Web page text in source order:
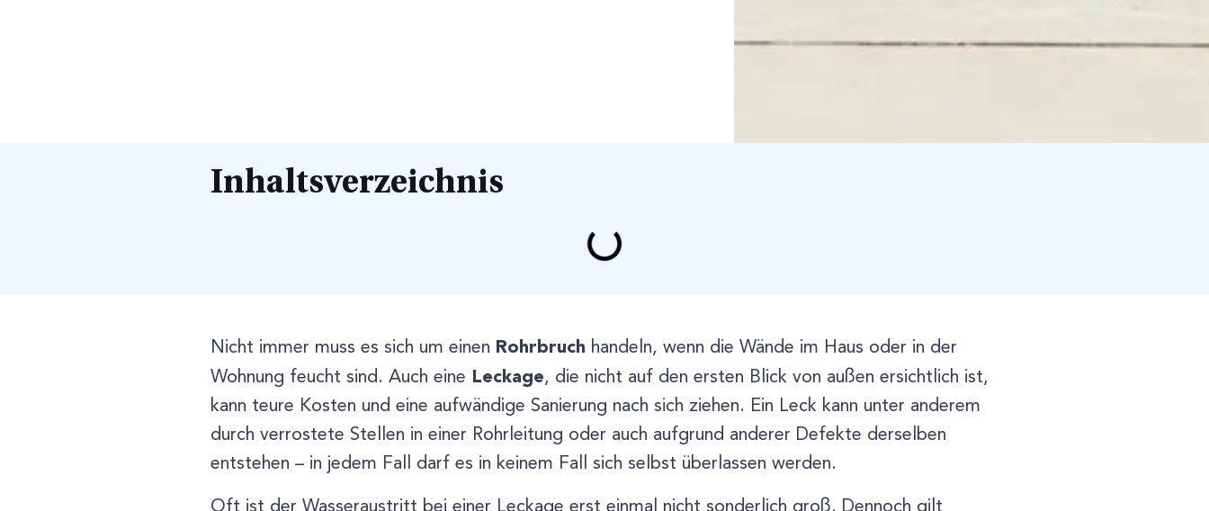
Inhaltsverzeichnis
Nicht immer muss es sich um einen Rohrbruch handeln, wenn die Wände im Haus oder in der
Wohnung feucht sind. Auch eine Leckage, die nicht auf den ersten Blick von außen ersichtlich ist,
kann teure Kosten und eine aufwändige Sanierung nach sich ziehen. Ein Leck kann unter anderem
durch verrostete Stellen in einer Rohrleitung oder auch aufgrund anderer Defekte derselben
entstehen – in jedem Fall darf es in keinem Fall sich selbst überlassen werden.